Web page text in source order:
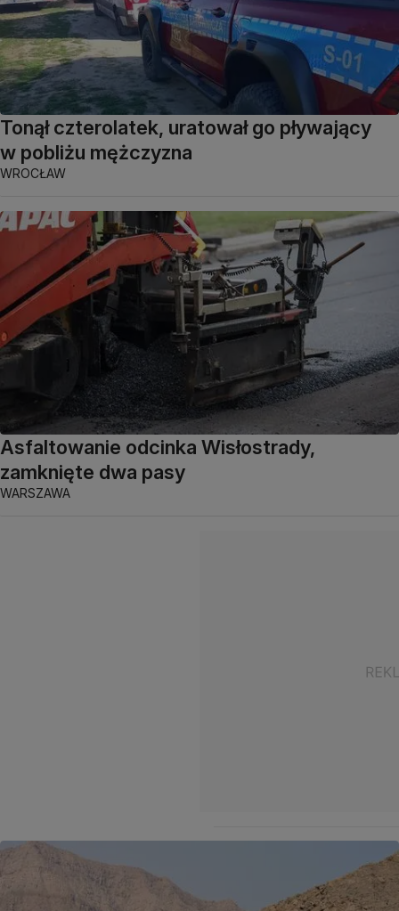
Tonął czterolatek, uratował go pływający
w pobliżu mężczyzna
WROCŁAW
Asfaltowanie odcinka Wisłostrady,
zamknięte dwa pasy
WARSZAWA